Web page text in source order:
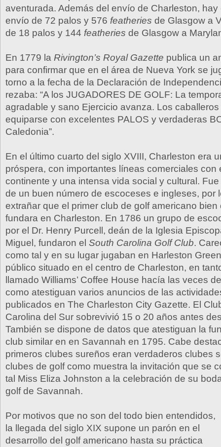
aventurada. Además del envío de Charleston,
envío de 72 palos y 576 featheries de Glasgow a
de 18 palos y 144 featheries de Glasgow a
En 1779 la Rivington’s Royal Gazette publica un
para confirmar que en el área de Nueva York se
torno a la fecha de la Declaración de
rezaba: “A los JUGADORES DE GOLF: La
agradable y sano Ejercicio avanza. Los
equiparse con excelentes PALOS y verdaderas
Caledonia”.
En el último cuarto del siglo XVIII, Charleston era
próspera, con importantes líneas comerciales con
continente y una intensa vida social y cultural.
de un buen número de escoceses e ingleses, por
extrañar que el primer club de golf americano
fundara en Charleston. En 1786 un grupo de
por el Dr. Henry Purcell, deán de la Iglesia
Miguel, fundaron el South Carolina Golf Club.
como tal y en su lugar jugaban en Harleston
público situado en el centro de Charleston, en
llamado Williams’ Coffee House hacía las veces
como atestiguan varios anuncios de las
publicados en The Charleston City Gazette. El
Carolina del Sur sobrevivió 15 o 20 años antes
También se dispone de datos que atestiguan la
club similar en en Savannah en 1795. Cabe
primeros clubes sureños eran verdaderos clubes
clubes de golf como muestra la invitación que se
tal Miss Eliza Johnston a la celebración de su
golf de Savannah.
Por motivos que no son del todo bien entendidos,
la llegada del siglo XIX supone un parón en el
desarrollo del golf americano hasta su práctica